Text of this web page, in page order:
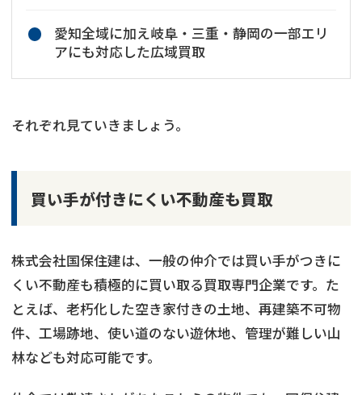
愛知全域に加え岐阜・三重・静岡の一部エリ
アにも対応した広域買取
それぞれ見ていきましょう。
買い手が付きにくい不動産も買取
株式会社国保住建は、一般の仲介では買い手がつきに
くい不動産も積極的に買い取る買取専門企業です。た
とえば、老朽化した空き家付きの土地、再建築不可物
件、工場跡地、使い道のない遊休地、管理が難しい山
林なども対応可能です。